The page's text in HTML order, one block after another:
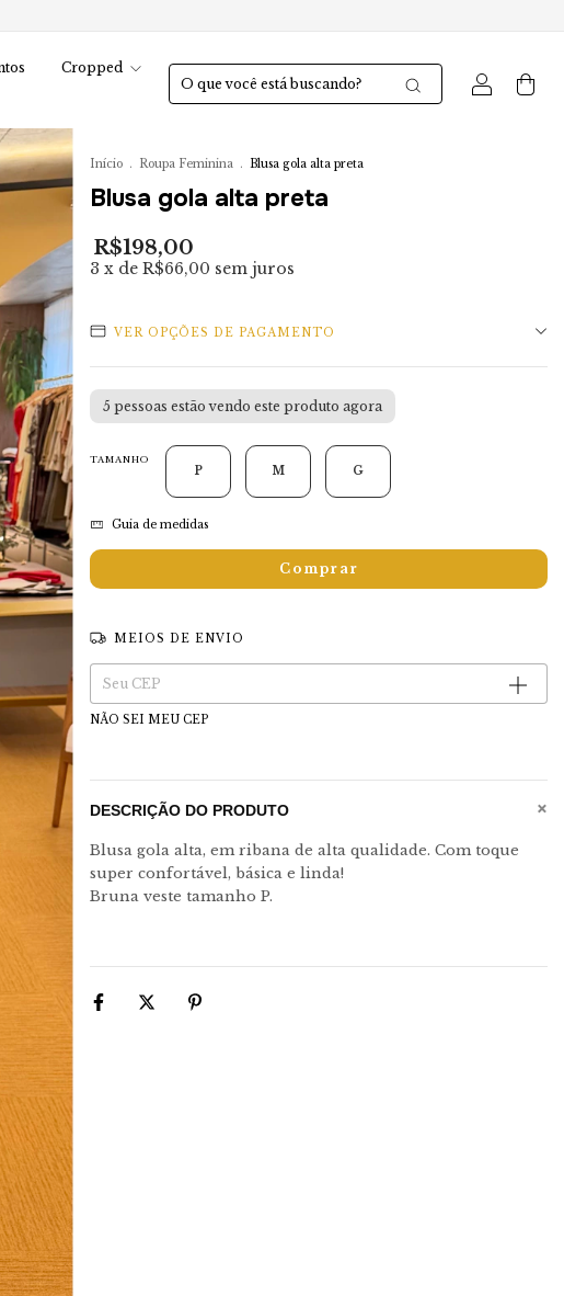
Cropped
0
Início . Roupa Feminina . Blusa gola alta preta
Blusa gola alta preta
R$198,00
3 x de R$66,00 sem juros
VER OPÇÕES DE PAGAMENTO
5 pessoas estão vendo este produto agora
TAMANHO
P M G
Guia de medidas
MEIOS DE ENVIO
Entregas para o CEP: Alterar CEP
NÃO SEI MEU CEP
DESCRIÇÃO DO PRODUTO +
Blusa gola alta, em ribana de alta qualidade. Com toque
super confortável, básica e linda!
Bruna veste tamanho P.